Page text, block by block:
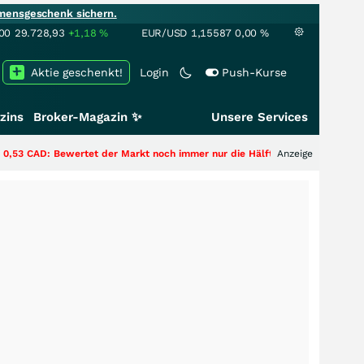
sichern.
29.728,93 +1,18% EUR/USD 1,15587 0,00 %
Login Push-Kurse
Aktie geschenkt!
Broker-Magazin ✨ Unsere Services
der Markt noch immer nur die Hälfte der Story? +++
Anzeige